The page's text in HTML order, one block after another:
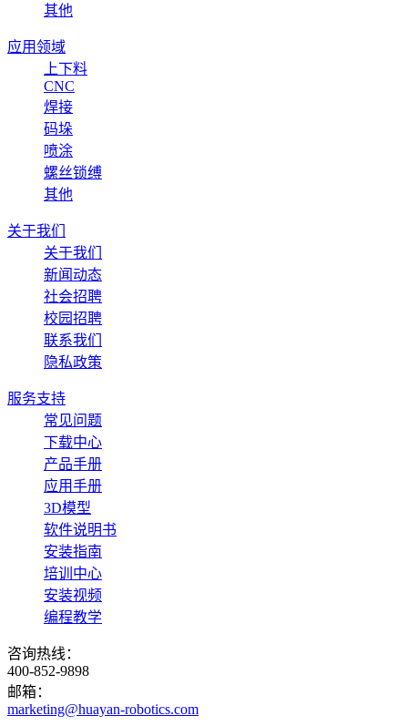
其他
应用领域
上下料
CNC
焊接
码垛
喷涂
螺丝锁缚
其他
关于我们
关于我们
新闻动态
社会招聘
校园招聘
联系我们
隐私政策
服务支持
常见问题
下载中心
产品手册
应用手册
3D模型
软件说明书
安装指南
培训中心
安装视频
编程教学
咨询热线：
400-852-9898
邮箱：
marketing@huayan-robotics.com